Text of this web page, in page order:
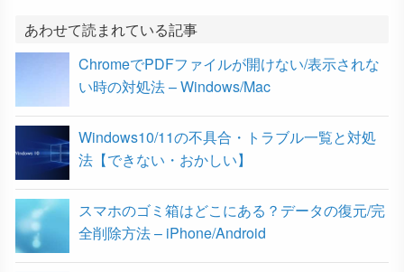
b
o
o
k
t
e
a
t
あわせて読まれている記事
ChromeでPDFファイルが開けない/表示されな
い時の対処法 – Windows/Mac
Windows10/11の不具合・トラブル一覧と対処
法【できない・おかしい】
スマホのゴミ箱はどこにある？データの復元/完
全削除方法 – iPhone/Android